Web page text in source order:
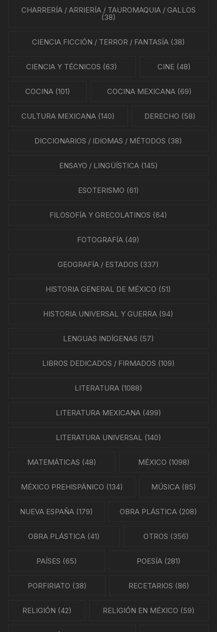
CHARRERÍA / ARRIERÍA / TAUROMAQUIA / GALLOS
(38)
CIENCIA FICCIÓN / TERROR / FANTASÍA(38)
CIENCIA Y TÉCNICOS (63) CINE(48)
COCINA(101) COCINA MEXICANA (69)
CULTURA MEXICANA(140) DERECHO (58)
DICCIONARIOS / IDIOMAS / MÉTODOS (38)
ENSAYO / LINGÜÍSTICA(145)
ESOTERISMO (61)
FILOSOFÍA Y GRECOLATINOS (64)
FOTOGRAFÍA (49)
GEOGRAFÍA / ESTADOS (337)
HISTORIA GENERAL DE MÉXICO (51)
HISTORIA UNIVERSAL Y GUERRA (94)
LENGUAS INDÍGENAS (57)
LIBROS DEDICADOS / FIRMADOS (109)
LITERATURA(1088)
LITERATURA MEXICANA(499)
LITERATURA UNIVERSAL (140)
MATEMÁTICAS (48) MÉXICO (1098)
MÉXICO PREHISPÁNICO (134) MÚSICA (85)
NUEVA ESPAÑA(179) OBRA PLÁSTICA (208)
OBRA PLÁSTICA (41) OTROS (356)
PAÍSES (65) POESÍA (281)
PORFIRIATO (38) RECETARIOS (86)
RELIGIÓN (42) RELIGIÓN EN MÉXICO (59)